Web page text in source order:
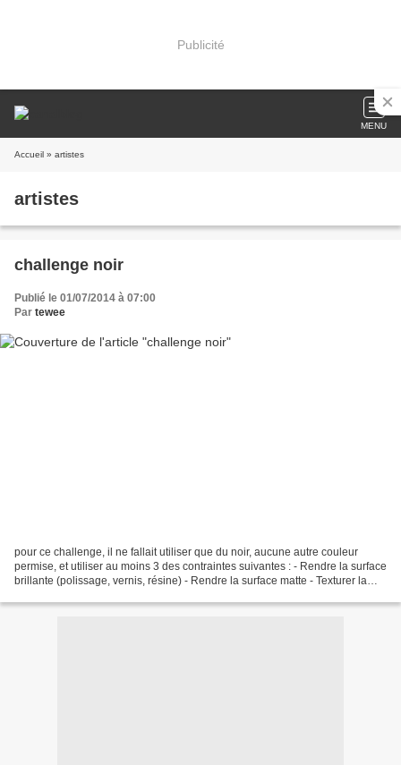
Publicité
MENU
Accueil » artistes
artistes
challenge noir
Publié le 01/07/2014 à 07:00
Par tewee
pour ce challenge, il ne fallait utiliser que du noir, aucune autre couleur
permise, et utiliser au moins 3 des contraintes suivantes : - Rendre la surface
brillante (polissage, vernis, résine) - Rendre la surface matte - Texturer la